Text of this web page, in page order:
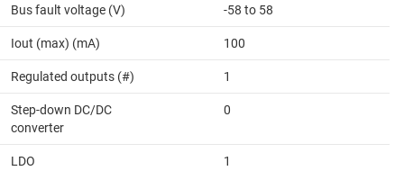
Bus fault voltage (V) -58 to 58
Iout (max) (mA) 100
Regulated outputs (#) 1
Step-down DC/DC
converter
0
LDO 1